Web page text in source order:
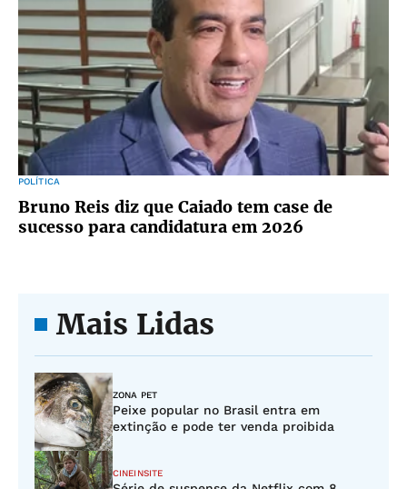
POLÍTICA
Bruno Reis diz que Caiado tem case de
sucesso para candidatura em 2026
Mais Lidas
ZONA PET
Peixe popular no Brasil entra em
extinção e pode ter venda proibida
CINEINSITE